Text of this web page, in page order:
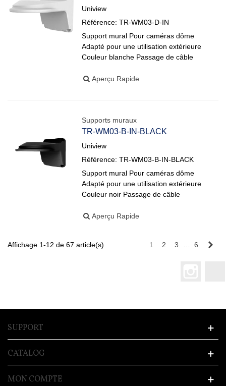
Uniview
Référence: TR-WM03-D-IN
Support mural Pour caméras dôme
Adapté pour une utilisation extérieure
Couleur blanche Passage de câble
Aperçu Rapide
Supports muraux
TR-WM03-B-IN-BLACK
Uniview
Référence: TR-WM03-B-IN-BLACK
Support mural Pour caméras dôme
Adapté pour une utilisation extérieure
Couleur noir Passage de câble
Aperçu Rapide
Affichage 1-12 de 67 article(s) 1 2 3 6
SUPPORT
CATALOG
MON COMPTE